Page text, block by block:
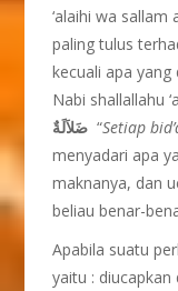
‘alaihi wa
paling tulus
kecuali apa
Nabi shallallahu
ضَلاَلَةٌ“Setiap
menyadari apa
maknanya, dan
beliau benar-
Apabila suatu
yaitu :